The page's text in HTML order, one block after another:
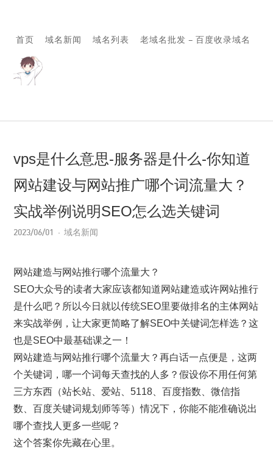
首页 域名新闻 域名列表 老域名批发 – 百度收录域名
vps是什么意思-服务器是什么-你知道
网站建设与网站推广哪个词流量大？
实战举例说明SEO怎么选关键词
2023/06/01 域名新闻
网站建造与网站推行哪个流量大？
SEO大众号的读者大家应该都知道网站建造或许网站推行
是什么吧？所以今日就以传统SEO里要做排名的主体网站
来实战举例，让大家更简略了解SEO中关键词怎样选？这
也是SEO中最基础课之一！
网站建造与网站推行哪个流量大？再白话一点便是，这两
个关键词，哪一个词每天查找的人多？假设你不用任何第
三方东西（站长站、爱站、5118、百度指数、微信指
数、百度关键词规划师等等）情况下，你能不能准确说出
哪个查找人更多一些呢？
这个答案你先藏在心里。